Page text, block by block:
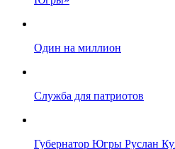
Один на миллион
Служба для патриотов
Губернатор Югры Руслан